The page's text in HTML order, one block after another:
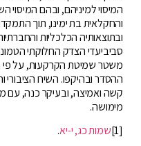
המיסוי למיניהם, ובהם המיסוי
והחקלאית בת ימינו, תוך
ובתוצאותיה הכלכליות
סביביעדי הצדק החלוקתי
משטר שמיטת הקרקעות, על פי
ההסדר ובהיקפו. השיח הציבורי
קשה ואמיצה, ובעיקר כנה, עם
מימושה.
שמות כג, י-יא.